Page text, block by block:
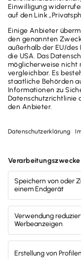
Grundlagen
den richtigen
können Sie
erledigen.
zu beachten
benötigen.
Weiterlesen